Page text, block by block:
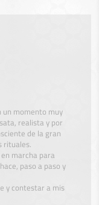
un momento muy
realista y por
de la gran
rituales.
marcha para
paso a paso y
y contestar a mis